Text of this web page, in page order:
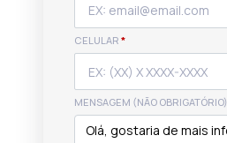
CELULAR *
MENSAGEM (NÃO OBRIGATÓRIO)